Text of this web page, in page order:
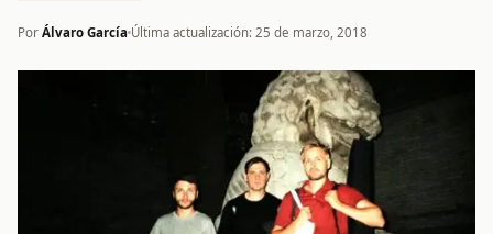
Por Álvaro García Última actualización: 25 de marzo, 2018